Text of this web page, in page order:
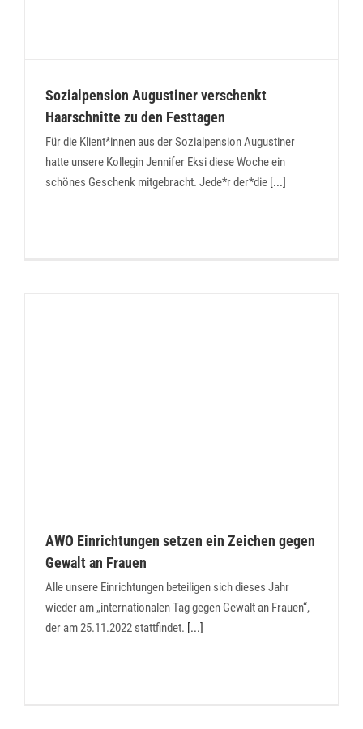
Sozialpension Augustiner verschenkt
Haarschnitte zu den Festtagen
Für die Klient*innen aus der Sozialpension Augustiner
hatte unsere Kollegin Jennifer Eksi diese Woche ein
schönes Geschenk mitgebracht. Jede*r der*die[...]
AWO Einrichtungen setzen ein Zeichen gegen
Gewalt an Frauen
Alle unsere Einrichtungen beteiligen sich dieses Jahr
wieder am „internationalen Tag gegen Gewalt an Frauen“,
der am 25.11.2022 stattfindet. [...]